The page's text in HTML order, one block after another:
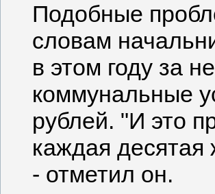
Подобные
словам
в этом году за
коммунальные
рублей. "И это
каждая
- отметил он.